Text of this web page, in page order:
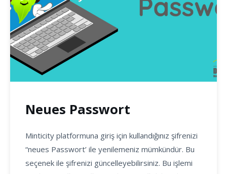
Neues Passwort
Minticity platformuna giriş için kullandığınız şifrenizi
“neues Passwort’ ile yenilemeniz mümkündür. Bu
seçenek ile şifrenizi güncelleyebilirsiniz. Bu işlemi